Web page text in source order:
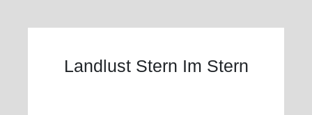
Landlust Stern Im Stern